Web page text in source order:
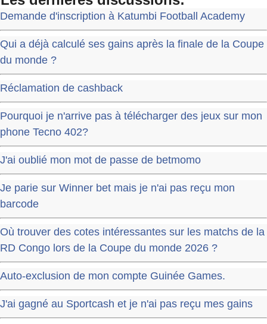
Demande d'inscription à Katumbi Football Academy
Qui a déjà calculé ses gains après la finale de la Coupe
du monde ?
Réclamation de cashback
Pourquoi je n'arrive pas à télécharger des jeux sur mon
phone Tecno 402?
J'ai oublié mon mot de passe de betmomo
Je parie sur Winner bet mais je n'ai pas reçu mon
barcode
Où trouver des cotes intéressantes sur les matchs de la
RD Congo lors de la Coupe du monde 2026 ?
Auto-exclusion de mon compte Guinée Games.
J'ai gagné au Sportcash et je n'ai pas reçu mes gains